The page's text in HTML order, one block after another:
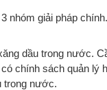
nhóm giải pháp chính.
dầu trong nước.
chính sách quản
trong nước.